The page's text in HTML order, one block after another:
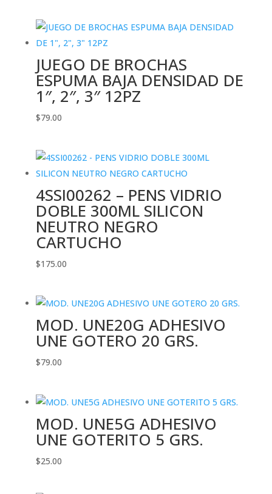
JUEGO DE BROCHAS
ESPUMA BAJA DENSIDAD DE
1″, 2″, 3″ 12PZ
$79.00
4SSI00262 – PENS VIDRIO
DOBLE 300ML SILICON
NEUTRO NEGRO
CARTUCHO
$175.00
MOD. UNE20G ADHESIVO
UNE GOTERO 20 GRS.
$79.00
MOD. UNE5G ADHESIVO
UNE GOTERITO 5 GRS.
$25.00